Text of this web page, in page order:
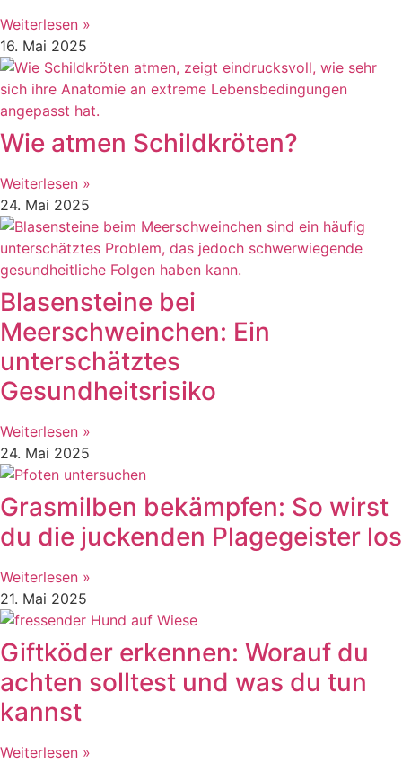
Weiterlesen »
16. Mai 2025
Wie atmen Schildkröten?
Weiterlesen »
24. Mai 2025
Blasensteine bei
Meerschweinchen: Ein
unterschätztes
Gesundheitsrisiko
Weiterlesen »
24. Mai 2025
Grasmilben bekämpfen: So wirst
du die juckenden Plagegeister los
Weiterlesen »
21. Mai 2025
Giftköder erkennen: Worauf du
achten solltest und was du tun
kannst
Weiterlesen »